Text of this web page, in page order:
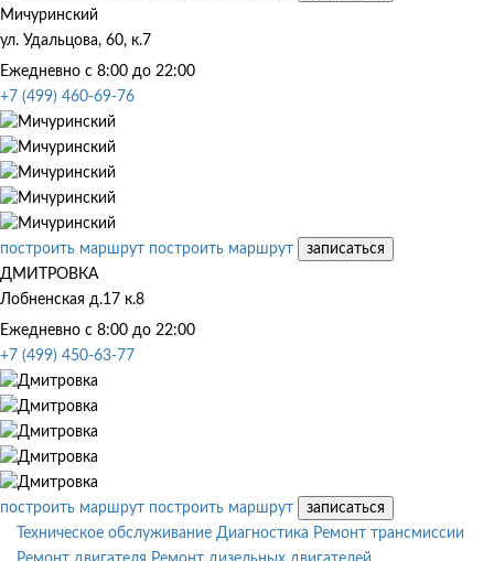
Мичуринский
ул. Удальцова, 60, к.7
Ежедневно с 8:00 до 22:00
+7 (499) 460-69-76
построить маршрут построить маршрут
записаться
ДМИТРОВКА
Лобненская д.17 к.8
Ежедневно с 8:00 до 22:00
+7 (499) 450-63-77
построить маршрут построить маршрут
записаться
Техническое обслуживание Диагностика Ремонт трансмиссии